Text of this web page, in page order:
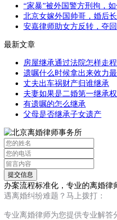
“家暴”被外国警方刑拘，
北京女嫁外国帅哥，婚后
安嘉律师助女方反转，夺
最新文章
房屋继承通过法院怎样走
遗嘱什么时候拿出来效力
丈夫出车祸财产归谁继承
夫妻如果是二婚第一继承
有遗嘱的怎么继承
父母是否继承子女遗产
办案流程标准化，专业的离婚
遇离婚纠纷难题？马上拨打：
专业离婚律师为您提供专业解答